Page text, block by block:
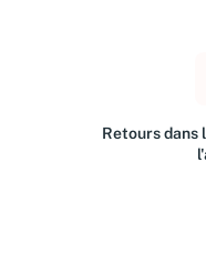
Retours dans